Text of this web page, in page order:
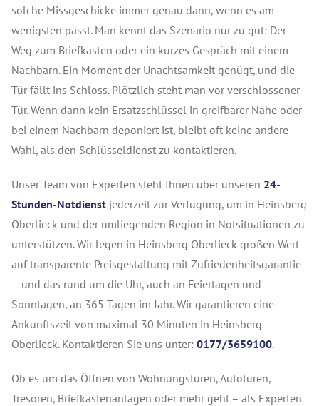
solche Missgeschicke immer genau dann, wenn es am
wenigsten passt. Man kennt das Szenario nur zu gut: Der
Weg zum Briefkasten oder ein kurzes Gespräch mit einem
Nachbarn. Ein Moment der Unachtsamkeit genügt, und die
Tür fällt ins Schloss. Plötzlich steht man vor verschlossener
Tür. Wenn dann kein Ersatzschlüssel in greifbarer Nähe oder
bei einem Nachbarn deponiert ist, bleibt oft keine andere
Wahl, als den Schlüsseldienst zu kontaktieren.
Unser Team von Experten steht Ihnen über unseren 24-
Stunden-Notdienst jederzeit zur Verfügung, um in Heinsberg
Oberlieck und der umliegenden Region in Notsituationen zu
unterstützen. Wir legen in Heinsberg Oberlieck großen Wert
auf transparente Preisgestaltung mit Zufriedenheitsgarantie
– und das rund um die Uhr, auch an Feiertagen und
Sonntagen, an 365 Tagen im Jahr. Wir garantieren eine
Ankunftszeit von maximal 30 Minuten in Heinsberg
Oberlieck. Kontaktieren Sie uns unter: 0177/3659100.
Ob es um das Öffnen von Wohnungstüren, Autotüren,
Tresoren, Briefkastenanlagen oder mehr geht – als Experten